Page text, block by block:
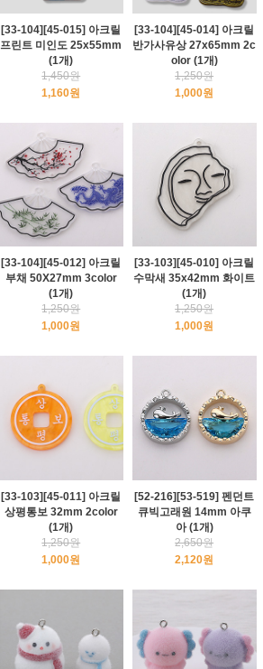
[33-104][45-015] 아크릴
프린트 미인도 25x55mm
(1개)
1,450원
1,160원
[33-104][45-014] 아크릴
반가사유상 27x65mm 2c
olor (1개)
1,250원
1,000원
[33-104][45-012] 아크릴
부채 50X27mm 3color
(1개)
1,250원
1,000원
[33-103][45-010] 아크릴
수막새 35x42mm 화이트
(1개)
1,250원
1,000원
[33-103][45-011] 아크릴
상평통보 32mm 2color
(1개)
1,250원
1,000원
[52-216][53-519] 펜던트
큐빅고래원 14mm 아쿠
아 (1개)
2,650원
2,120원